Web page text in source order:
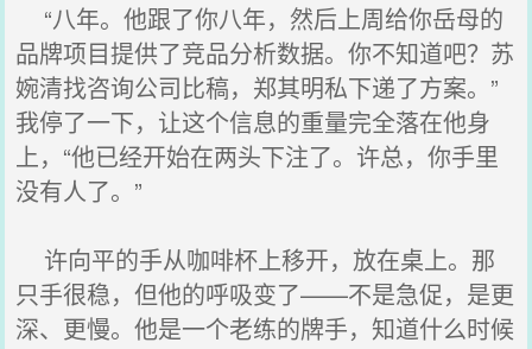
“八年。他跟了你八年，然后上周给你岳母的
品牌项目提供了竞品分析数据。你不知道吧？苏
婉清找咨询公司比稿，郑其明私下递了方案。”
我停了一下，让这个信息的重量完全落在他身
上，“他已经开始在两头下注了。许总，你手里
没有人了。”
许向平的手从咖啡杯上移开，放在桌上。那
只手很稳，但他的呼吸变了——不是急促，是更
深、更慢。他是一个老练的牌手，知道什么时候